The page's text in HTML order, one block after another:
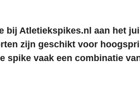
bij Atletiekspikes.nl aan het
zijn geschikt voor
spike vaak een combinatie